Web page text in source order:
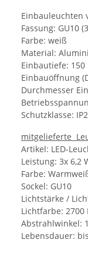
Einbauleuchten
Fassung: GU10
Farbe: weiß
Material:
Einbautiefe: 150
Einbauöffnung
Durchmesser
Schutzklasse:
mitgelieferte
Artikel: LED-
Leistung: 3x 6,2
Farbe:
Sockel: GU10
Lichtstärke /
Lichtfarbe: 2700
Abstrahlwinkel:
Lebensdauer: